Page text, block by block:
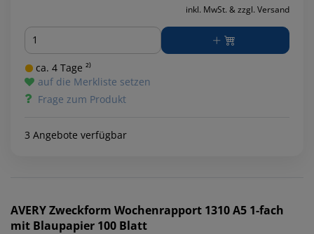
inkl. MwSt. & zzgl. Versand
Menge
ca. 4 Tage ²⁾
auf die Merkliste setzen
Frage zum Produkt
3 Angebote verfügbar
AVERY Zweckform Wochenrapport 1310 A5 1-fach
mit Blaupapier 100 Blatt